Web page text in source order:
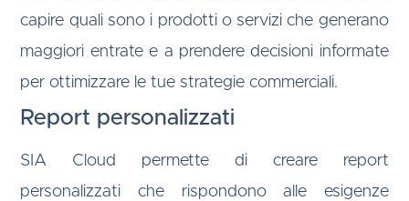
capire quali sono i prodotti o servizi che generano
maggiori entrate e a prendere decisioni informate
per ottimizzare le tue strategie commerciali.
Report personalizzati
SIA Cloud permette di creare report
personalizzati che rispondono alle esigenze